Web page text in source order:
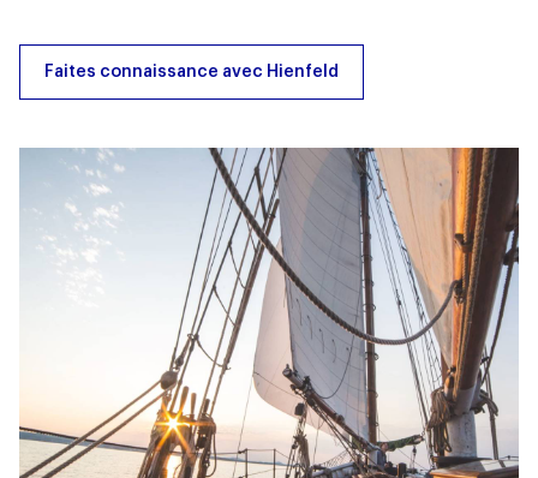
Faites connaissance avec Hienfeld